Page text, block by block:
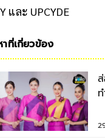
และ UPCYDE
าที่เกี่ยวข้อง